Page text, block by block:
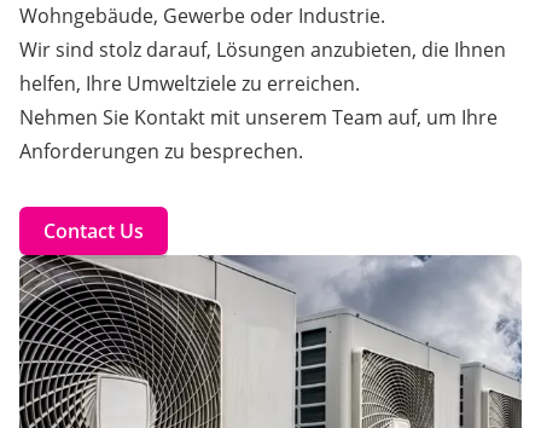
Wohngebäude, Gewerbe oder Industrie.
Wir sind stolz darauf, Lösungen anzubieten, die Ihnen
helfen, Ihre Umweltziele zu erreichen.
Nehmen Sie Kontakt mit unserem Team auf, um Ihre
Anforderungen zu besprechen.
Contact Us